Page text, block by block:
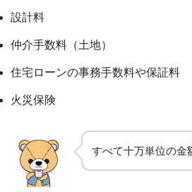
設計料
仲介手数料（土地）
住宅ローンの事務手数料や保証料
火災保険
すべて十万単位の金